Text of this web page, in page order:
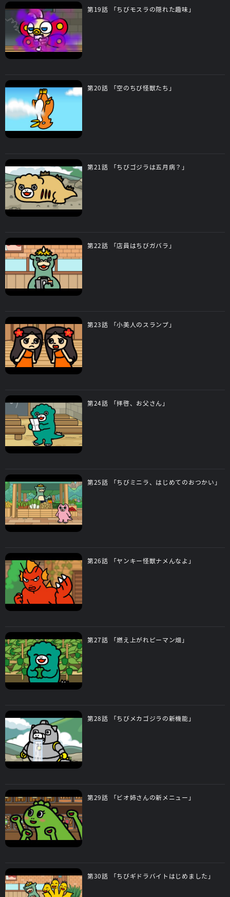
第19話 「ちびモスラの隠れた趣味」
第20話 「空のちび怪獣たち」
第21話 「ちびゴジラは五月病？」
第22話 「店員はちびガバラ」
第23話 「小美人のスランプ」
第24話 「拝啓、お父さん」
第25話 「ちびミニラ、はじめてのおつかい」
第26話 「ヤンキー怪獣ナメんなよ」
第27話 「燃え上がれピーマン畑」
第28話 「ちびメカゴジラの新機能」
第29話 「ビオ姉さんの新メニュー」
第30話 「ちびギドラバイトはじめました」